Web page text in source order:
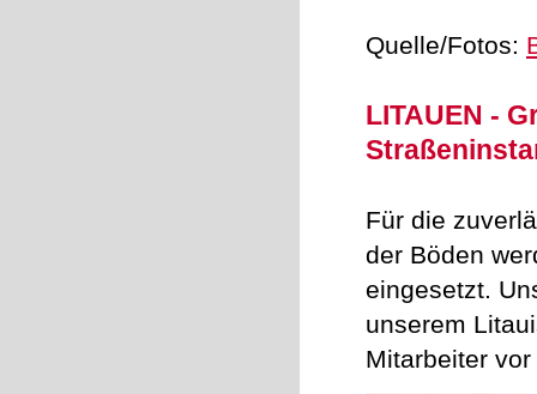
Quelle/Fotos:
LITAUEN -
Für die
der Böden
eingesetzt.
unserem
Mitarbeiter